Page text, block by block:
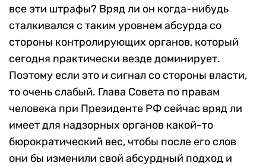
все эти штрафы? Вряд ли он когда-нибудь
сталкивался с таким уровнем абсурда со
стороны контролирующих органов, который
сегодня практически везде доминирует.
Поэтому если это и сигнал со стороны власти,
то очень слабый. Глава Совета по правам
человека при Президенте РФ сейчас вряд ли
имеет для надзорных органов какой-то
бюрократический вес, чтобы после его слов
они бы изменили свой абсурдный подход и